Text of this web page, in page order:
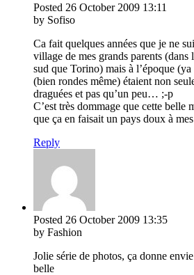
Posted 26 October 2009 13:11
by Sofiso
Ca fait quelques années que je ne
village de mes grands parents (dans
sud que Torino) mais à l’époque
(bien rondes même) étaient non
draguées et pas qu’un peu… ;-p
C’est très dommage que cette belle
que ça en faisait un pays doux à
Reply
Posted 26 October 2009 13:35
by Fashion
Jolie série de photos, ça donne
belle